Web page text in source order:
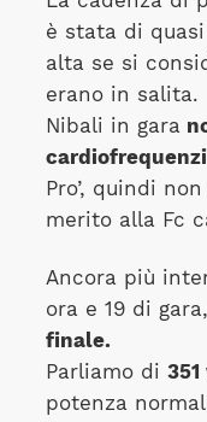
è stata di quasi
alta se si
erano in salita.
Nibali in gara
Pro’, quindi
merito alla Fc
Ancora più
ora e 19 di
finale.
Parliamo di
potenza